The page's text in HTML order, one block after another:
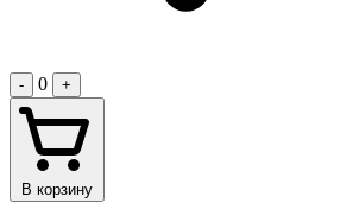
- 0 +
В корзину